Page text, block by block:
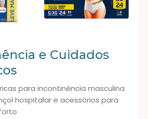
e Cuidados
para incontinência masculina
hospitalar e acessórios para